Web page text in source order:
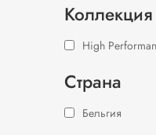
Коллекция
High
Страна
Бельгия